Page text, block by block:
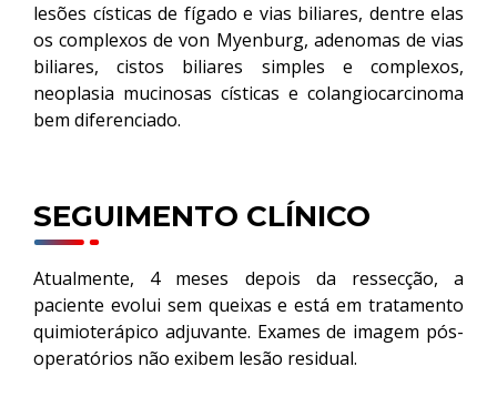
lesões císticas de fígado e vias biliares, dentre elas
os complexos de von Myenburg, adenomas de vias
biliares, cistos biliares simples e complexos,
neoplasia mucinosas císticas e colangiocarcinoma
bem diferenciado.
SEGUIMENTO CLÍNICO
Atualmente, 4 meses depois da ressecção, a
paciente evolui sem queixas e está em tratamento
quimioterápico adjuvante. Exames de imagem pós-
operatórios não exibem lesão residual.